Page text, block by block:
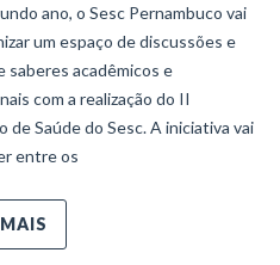
ano, o Sesc Pernambuco vai
um espaço de discussões e
saberes acadêmicos e
com a realização do II
de Saúde do Sesc. A iniciativa vai
entre os